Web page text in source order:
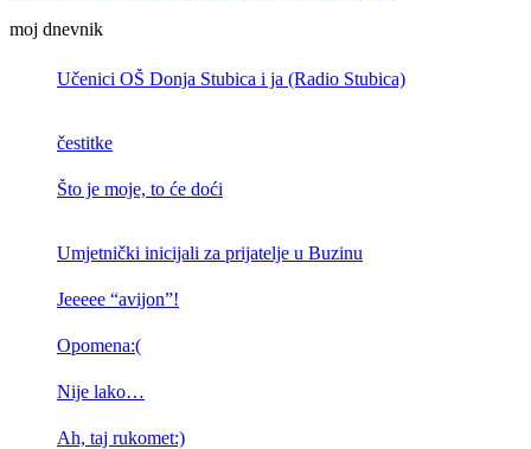
moj dnevnik
Učenici OŠ Donja Stubica i ja (Radio Stubica)
čestitke
Što je moje, to će doći
Umjetnički inicijali za prijatelje u Buzinu
Jeeeee “avijon”!
Opomena:(
Nije lako…
Ah, taj rukomet:)